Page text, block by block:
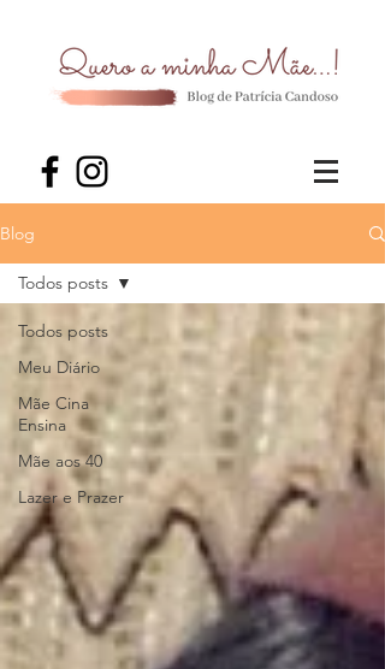
Blog
Todos posts
Meu Diário
Mãe Cina
Ensina
Mãe aos 40
Lazer e Prazer
Todos posts